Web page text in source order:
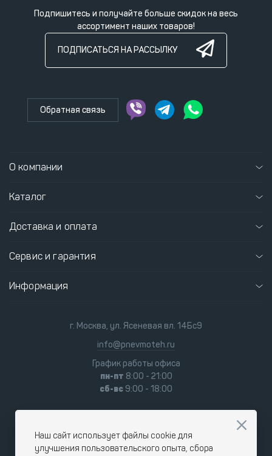
Подпишитесь и получайте больше скидок на весь
ассортимент наших товаров!
ПОДПИСАТЬСЯ НА РАССЫЛКУ
Обратная связь
О компании
Каталог
Доставка и оплата
Сервис и гарантия
Информация
г. Москва, ул. Ясеневая вл. 14Бс9
info@pnevmoteh.ru
График работы офиса
пн-пт 8:00 - 21:00
сб-вс 9:00 - 18:00
Наш сайт использует файлы cookie для
улучшения пользовательского опыта, сбора